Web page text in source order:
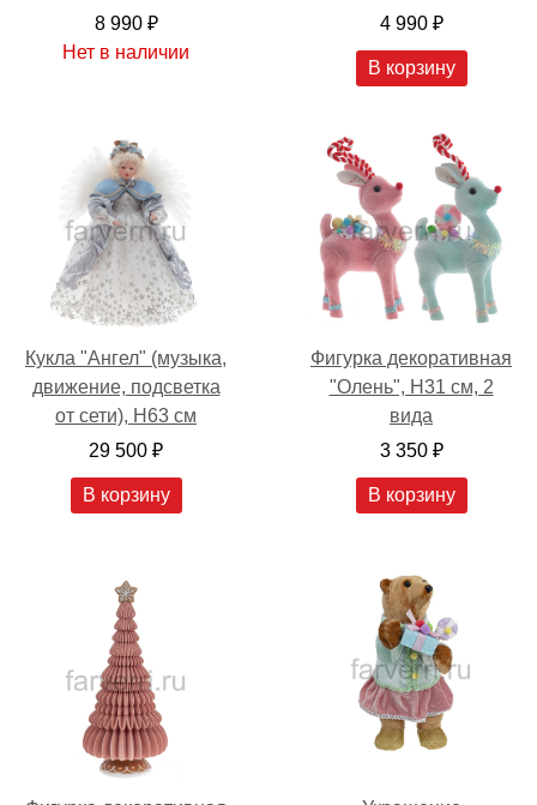
8 990 ₽
Нет в наличии
4 990 ₽
В корзину
Кукла "Ангел" (музыка,
движение, подсветка
от сети), H63 см
29 500 ₽
В корзину
Фигурка декоративная
"Олень", H31 см, 2
вида
3 350 ₽
В корзину